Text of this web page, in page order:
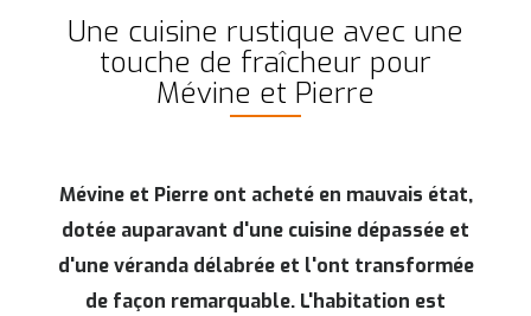
Une cuisine rustique avec une
touche de fraîcheur pour
Mévine et Pierre
Mévine et Pierre ont acheté en mauvais état,
dotée auparavant d'une cuisine dépassée et
d'une véranda délabrée et l'ont transformée
de façon remarquable. L'habitation est